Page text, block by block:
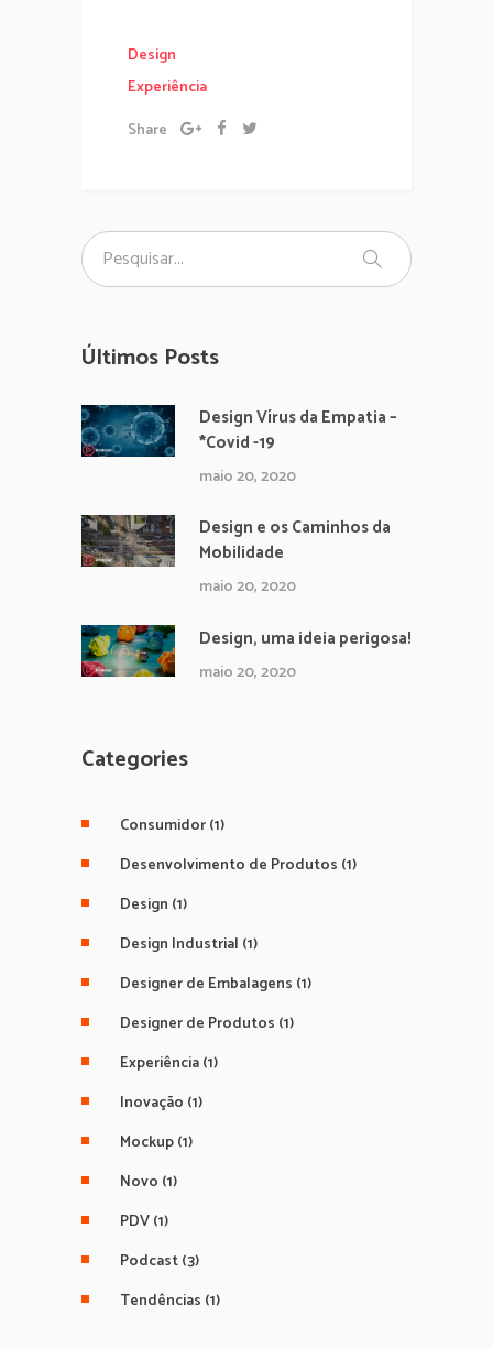
Design
Experiência
Share
Últimos Posts
Design Vírus da Empatia –
*Covid -19
maio 20, 2020
Design e os Caminhos da
Mobilidade
maio 20, 2020
Design, uma ideia perigosa!
maio 20, 2020
Categories
Consumidor(1)
Desenvolvimento de Produtos (1)
Design (1)
Design Industrial (1)
Designer de Embalagens (1)
Designer de Produtos (1)
Experiência(1)
Inovação (1)
Mockup(1)
Novo (1)
PDV(1)
Podcast(3)
Tendências (1)